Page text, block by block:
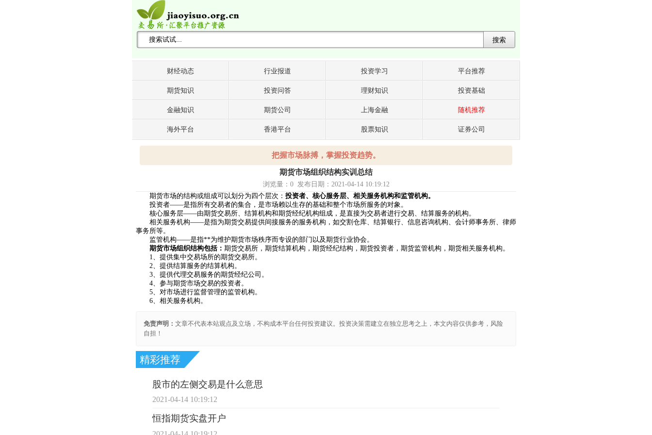
搜索
财经动态 行业报道 投资学习 平台推荐
期货知识 投资问答 理财知识 投资基础
金融知识 期货公司 上海金融 随机推荐
海外平台 香港平台 股票知识 证券公司
把握市场脉搏，掌握投资趋势。
期货市场组织结构实训总结
浏览量： 0发布日期：2021-04-14 10:19:12
期货市场的结构或组成可以划分为四个层次： 投资者、核心服务层、相关服务机构和监管机构。
投资者——是指所有交易者的集合，是市场赖以生存的基础和整个市场所服务的对象。
核心服务层——由期货交易所、结算机构和期货经纪机构组成，是直接为交易者进行交易、结算服务的机构。
相关服务机构——是指为期货交易提供间接服务的服务机构，如交割仓库、结算银行、信息咨询机构、会计师事务所、律师
事务所等。
监管机构——是指**为维护期货市场秩序而专设的部门以及期货行业协会。
期货市场组织结构包括： 期货交易所，期货结算机构，期货经纪结构，期货投资者，期货监管机构，期货相关服务机构。
1、提供集中交易场所的期货交易所。
2、提供结算服务的结算机构。
3、提供代理交易服务的期货经纪公司。
4、参与期货市场交易的投资者。
5、对市场进行监督管理的监管机构。
6、相关服务机构。
免责声明： 文章不代表本站观点及立场，不构成本平台任何投资建议。投资决策需建立在独立思考之上，本文内容仅供参考，风险
自担！
精彩推荐
股市的左侧交易是什么意思
2021-04-14 10:19:12
恒指期货实盘开户